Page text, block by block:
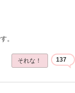
。
それな！ 137